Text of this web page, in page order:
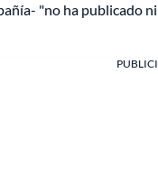
"no ha publicado